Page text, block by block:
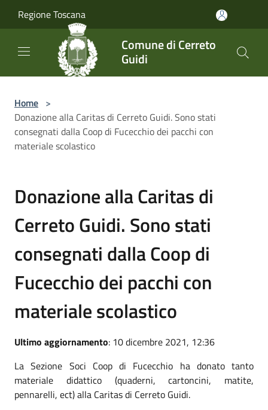
Regione Toscana
Comune di Cerreto
Guidi
Home >
Donazione alla Caritas di Cerreto Guidi. Sono stati
consegnati dalla Coop di Fucecchio dei pacchi con
materiale scolastico
Donazione alla Caritas di
Cerreto Guidi. Sono stati
consegnati dalla Coop di
Fucecchio dei pacchi con
materiale scolastico
Ultimo aggiornamento: 10 dicembre 2021, 12:36
La Sezione Soci Coop di Fucecchio ha donato tanto
materiale didattico (quaderni, cartoncini, matite,
pennarelli, ect) alla Caritas di Cerreto Guidi.